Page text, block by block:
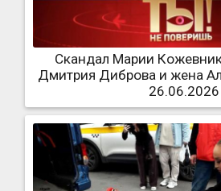
Скандал Марии
Дмитрия Диброва и жена
26.06.2026